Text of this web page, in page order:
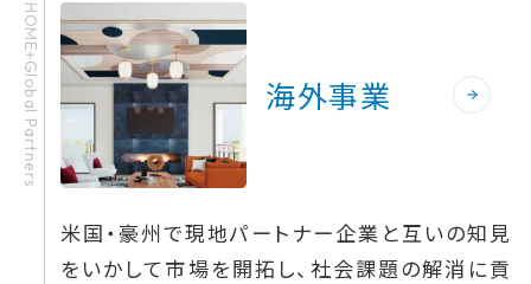
海外事業
HOME+Global Partners
米国・豪州で現地パートナー企業と互いの知見
をいかして市場を開拓し、社会課題の解消に貢